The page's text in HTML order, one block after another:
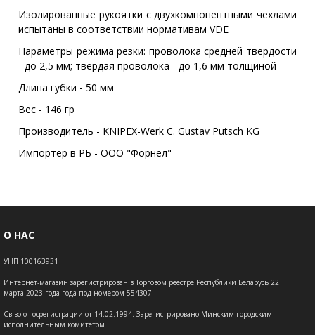
Изолированные рукоятки с двухкомпонентными чехлами
испытаны в соответствии нормативам VDE
Параметры режима резки: проволока средней твёрдости
- до 2,5 мм; твёрдая проволока - до 1,6 мм толщиной
Длина губки - 50 мм
Вес - 146 гр
Производитель - KNIPEX-Werk C. Gustav Putsch KG
Импортёр в РБ - ООО "Форнел"
О НАС
УНП 100163931
Интернет-магазин зарегистрирован в Торговом реестре Республики Беларусь 22
марта 2023 года года под номером 554307.
Св-во о госрегистрации от 14.02.1994. Зарегистрировано Минским городским
исполнительным комитетом